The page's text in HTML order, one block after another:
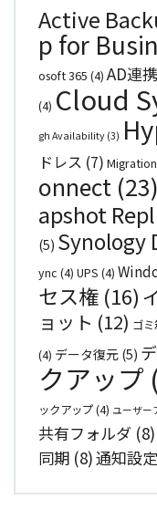
Active
p for
osoft 365 (4) AD連携
(4) Cloud
gh Availability (3)
ドレス (7)
onnect (23)
apshot
(5) Synology
ync (4) UPS (4)
セス権 (16)
ョット (12) ゴ
(4) データ復元 (5)
クアップ
ックアップ(4) ユーザー
共有フォルダ (8)
同期 (8)通知設定